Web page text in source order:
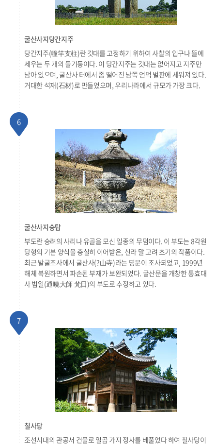
굴산사지당간지주
당간지주(幢竿支柱)란 깃대를 고정하기 위하여 사찰의 입구나 뜰에
세우는 두 개의 돌기둥이다. 이 당간지주는 깃대는 없어지고 지주만
남아 있으며, 굴산사 터에서 좀 떨어진 남쪽 언덕 벌판에 세워져 있다.
거대한 석재(石材)로 만들었으며, 우리나라에서 규모가 가장 크다.
6
굴산사지승탑
부도란 승려의 사리나 유골을 모신 일종의 무덤이다. 이 부도는 8각원
당형의 기본 양식을 충실히 이어받은, 신라 말 고려 초기의 작품이다.
최근 발굴조사에서 굴산사(?山寺)라는 명문이 조사되었고, 1999년
해체 복원하면서 파손된 부재가 보완되었다. 굴산문을 개창한 통효대
사 범일(通曉大師 梵日)의 부도로 추정하고 있다.
7
칠사당
조선시대의 관공서 건물로 일곱 가지 정사를 베풀었다 하여 칠사당이